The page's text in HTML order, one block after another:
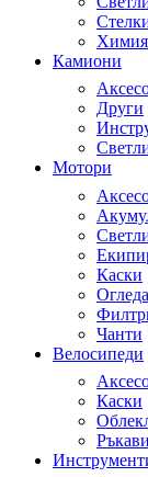
Химия
Камиони
Други
Мотори
Каски
Чанти
Велосипеди
Каски